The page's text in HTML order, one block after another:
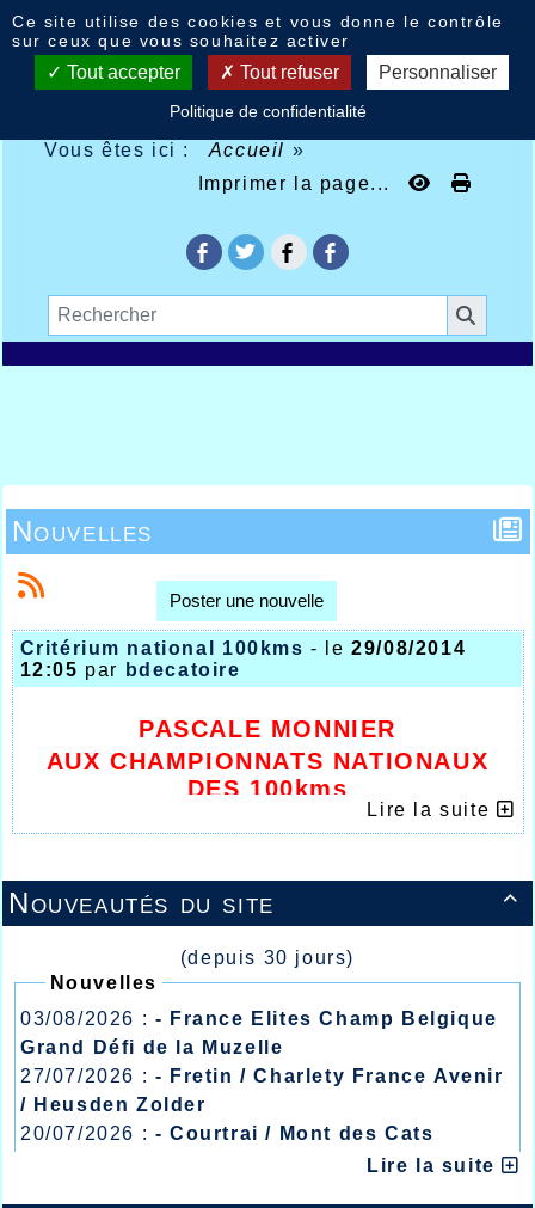
Vous êtes ici : Accueil »
Imprimer la page...

Nouveautés du site
(depuis 30 jours)
Nouvelles
03/08/2026 : - France Elites Champ Belgique
Grand Défi de la Muzelle
27/07/2026 : - Fretin / Charlety France Avenir
/ Heusden Zolder
20/07/2026 : - Courtrai / Mont des Cats
- Lyon / Meeting Abeilles /Lire la suite
Nouvelles
Poster une nouvelle
Critérium national 100kms - le29/08/2014
12:05 par bdecatoire
PASCALE MONNIER
AUX CHAMPIONNATS NATIONAUX
DES 100kms
Lire la suite
Ce site utilise des cookies et vous donne le contrôle
sur ceux que vous souhaitez activer
Tout accepter Tout refuser Personnaliser
Politique de confidentialité